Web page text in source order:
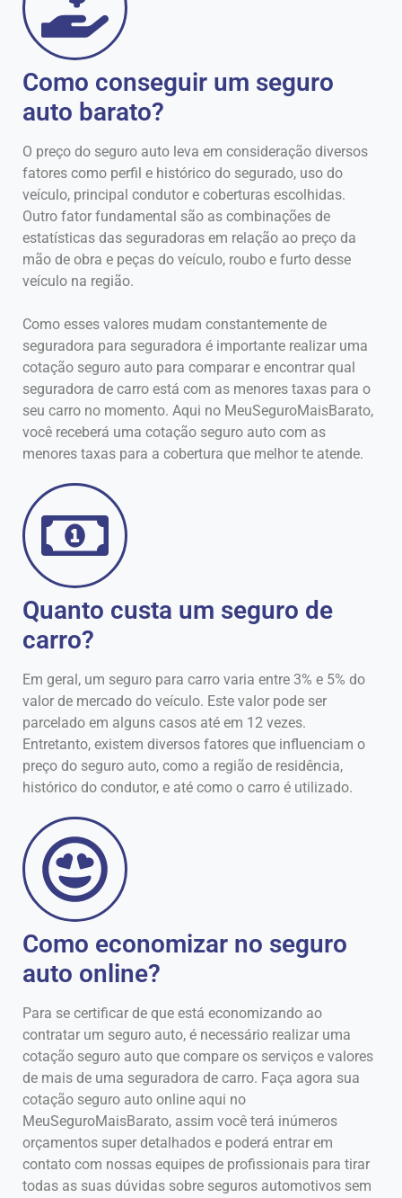
Como conseguir um seguro
auto barato?
O preço do seguro auto leva em consideração diversos
fatores como perfil e histórico do segurado, uso do
veículo, principal condutor e coberturas escolhidas.
Outro fator fundamental são as combinações de
estatísticas das seguradoras em relação ao preço da
mão de obra e peças do veículo, roubo e furto desse
veículo na região.
Como esses valores mudam constantemente de
seguradora para seguradora é importante realizar uma
cotação seguro auto para comparar e encontrar qual
seguradora de carro está com as menores taxas para o
seu carro no momento. Aqui no MeuSeguroMaisBarato,
você receberá uma cotação seguro auto com as
menores taxas para a cobertura que melhor te atende.
Quanto custa um seguro de
carro?
Em geral, um seguro para carro varia entre 3% e 5% do
valor de mercado do veículo. Este valor pode ser
parcelado em alguns casos até em 12 vezes.
Entretanto, existem diversos fatores que influenciam o
preço do seguro auto, como a região de residência,
histórico do condutor, e até como o carro é utilizado.
Como economizar no seguro
auto online?
Para se certificar de que está economizando ao
contratar um seguro auto, é necessário realizar uma
cotação seguro auto que compare os serviços e valores
de mais de uma seguradora de carro. Faça agora sua
cotação seguro auto online aqui no
MeuSeguroMaisBarato, assim você terá inúmeros
orçamentos super detalhados e poderá entrar em
contato com nossas equipes de profissionais para tirar
todas as suas dúvidas sobre seguros automotivos sem